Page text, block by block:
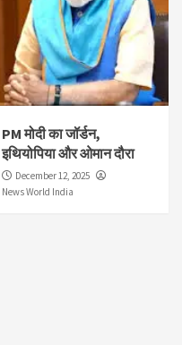
PM मोदी का जॉर्डन,
इथियोपिया और ओमान दौरा
December 12, 2025
News World India